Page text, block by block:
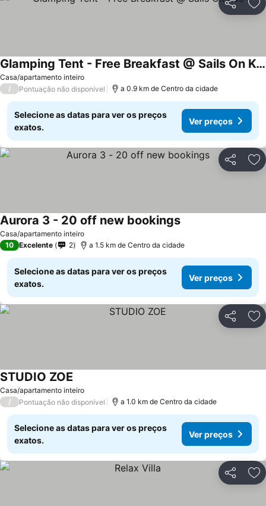
Partilhar
Casa/apartamento inteiro
Glamping Tent - Free Breakfast @ Sails On Kos
Ver preços
/ Pontuação não disponível a 0.9 km de Centro da cidade
Selecione as datas para ver os preços
exatos.
Ver preços
Partilhar
Casa/apartamento inteiro
Aurora 3 - 20 off new bookingsVer preços
10 Excelente 2 a 1.5 km de Centro da cidade
Selecione as datas para ver os preços
exatos.
Ver preços
Partilhar
Casa/apartamento inteiro
STUDIO ZOE
/ Pontuação não disponível a 1.0 km de Centro da cidade
Selecione as datas para ver os preços
exatos.
Ver preços
Partilhar